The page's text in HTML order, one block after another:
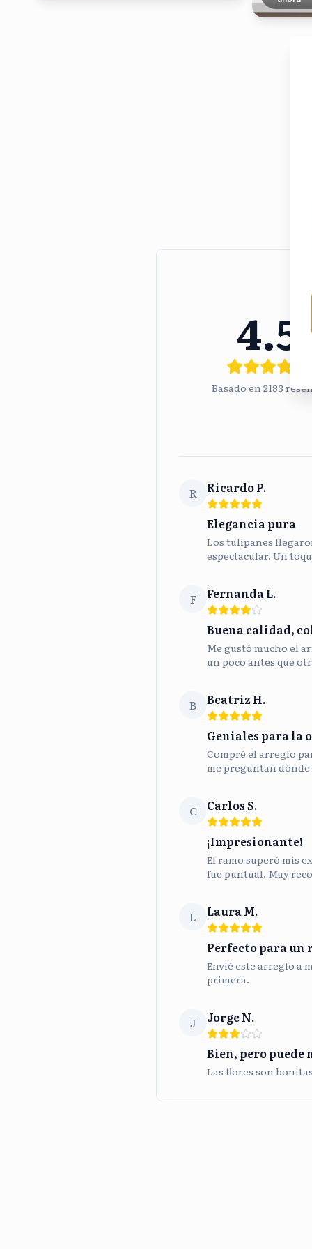
4.5
Basado en2183
R Ricardo P.
Elegancia pura
Los tulipanes
espectacular. Un
F Fernanda L.
Buena calidad,
Me gustó mucho el
un poco antes que
B Beatriz H.
Geniales para la
Compré el arreglo
me preguntan dónde
C Carlos S.
¡Impresionante!
El ramo superó mis
fue puntual. Muy
L Laura M.
Perfecto para un
Envié este arreglo a
primera.
J Jorge N.
Bien, pero puede
Las flores son